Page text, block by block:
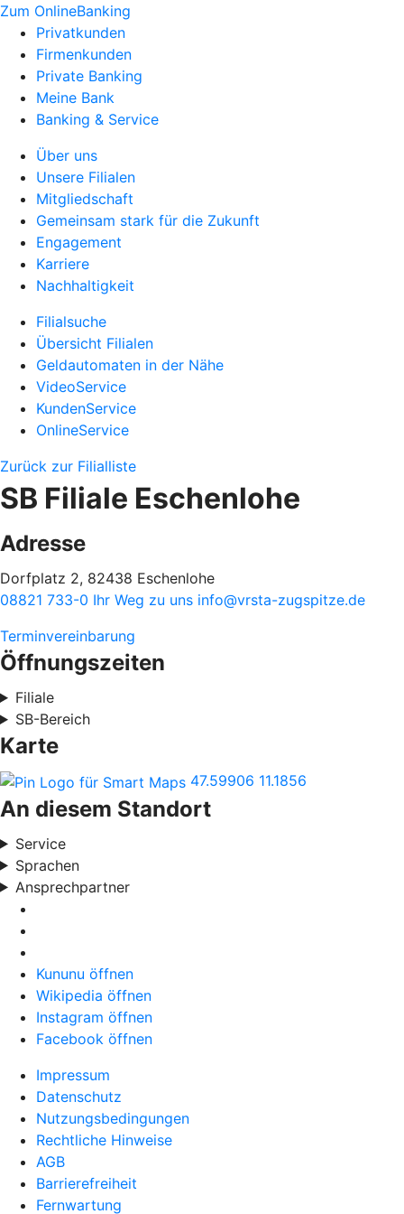
Zum OnlineBanking
Privatkunden
Firmenkunden
Private Banking
Meine Bank
Banking & Service
Über uns
Unsere Filialen
Mitgliedschaft
Gemeinsam stark für die Zukunft
Engagement
Karriere
Nachhaltigkeit
Filialsuche
Übersicht Filialen
Geldautomaten in der Nähe
VideoService
KundenService
OnlineService
Zurück zur Filialliste
SB Filiale Eschenlohe
Adresse
Dorfplatz 2, 82438 Eschenlohe
08821 733-0 Ihr Weg zu uns info@vrsta-zugspitze.de
Terminvereinbarung
Öffnungszeiten
Filiale
SB-Bereich
Karte
47.59906 11.1856
An diesem Standort
Service
Sprachen
Ansprechpartner
Kununu öffnen
Wikipedia öffnen
Instagram öffnen
Facebook öffnen
Impressum
Datenschutz
Nutzungsbedingungen
Rechtliche Hinweise
AGB
Barrierefreiheit
Fernwartung